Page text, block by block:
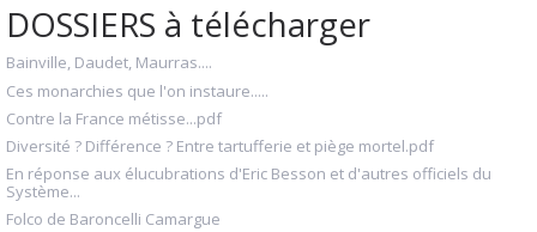
DOSSIERS à télécharger
Bainville, Daudet, Maurras....
Ces monarchies que l'on instaure.....
Contre la France métisse...pdf
Diversité ? Différence ? Entre tartufferie et piège mortel.pdf
En réponse aux élucubrations d'Eric Besson et d'autres officiels du
Système...
Folco de Baroncelli Camargue